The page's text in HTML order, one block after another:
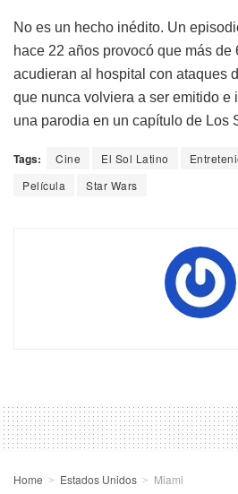
No es un hecho inédito. Un
hace 22 años provocó que más
acudieran al hospital con ataques
que nunca volviera a ser emitido e
una parodia en un capítulo de Los
Tags: Cine El Sol Latino
Película
Star Wars
Home Estados Unidos Miami